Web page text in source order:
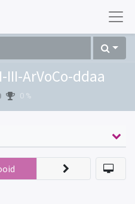
ArVoCo-ddaa
0 %